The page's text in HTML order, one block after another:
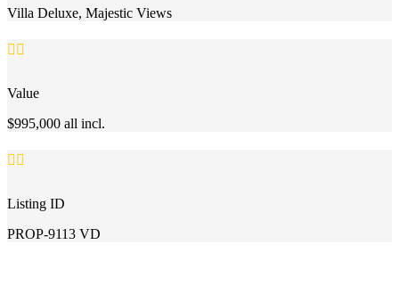
Villa Deluxe, Majestic Views
 
Value
$995,000 all incl.
 
Listing ID
PROP-9113 VD